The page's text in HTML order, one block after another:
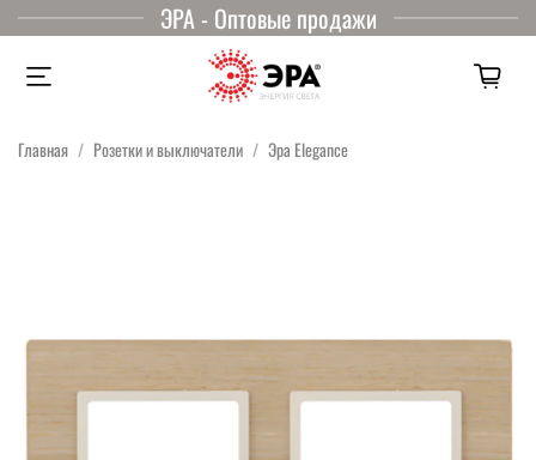
ЭРА - Оптовые продажи
Главная Розетки и выключатели Эра Elegance